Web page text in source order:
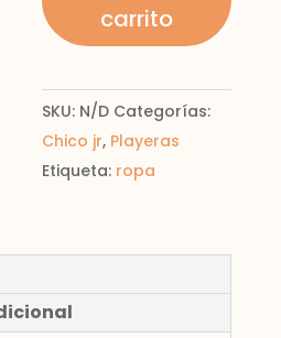
cantidadcarrito
SKU: N/D Categorías:
Chico jr, Playeras
Etiqueta: ropa